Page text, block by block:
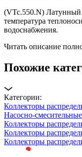
(VTc.550.N) Латунный
температура
водоснабжения.
Читать описание
Похожие
Категории:
Коллекторы
Насосно-
Коллекторы
Коллекторы
Коллекторы